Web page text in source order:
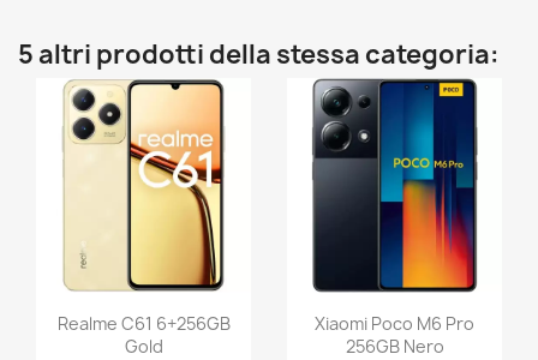
5 altri prodotti della stessa categoria:
Realme C61 6+256GB
Gold
Xiaomi Poco M6 Pro
256GB Nero